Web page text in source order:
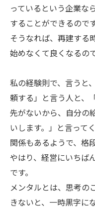
っているという企業な
することができるのです
そうなれば、再建する
始めなくて良くなるので
私の経験則で、言うと
頼する」と言う人と、
先がないから、自分の
いします。」と言って
関係もあるようで、格
やはり、経営にいちば
です。
メンタルとは、思考の
きないと、一時黒字に